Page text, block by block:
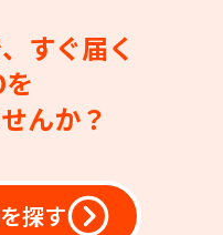
すぐ届く
んか？
探す